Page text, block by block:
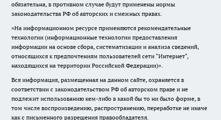
обязательна, в противном случае будут применены нормы
законодательства РФ об авторских и смежных правах.
«На информационном ресурсе применяются рекомендательные
технологии (информационные технологии предоставления
информации на основе сбора, систематизации и анализа сведений,
относящихся к предпочтениям пользователей сети "Интернет",
находящихся на территории Российской Федерации)».
Вся информация, размещенная на данном сайте, охраняется в
соответствии с законодательством РФ об авторском праве и не
подлежит использованию кем-либо в какой бы то ни было форме, в
том числе воспроизведению, распространению, переработке не иначе
как с письменного разрешения правообладателя.